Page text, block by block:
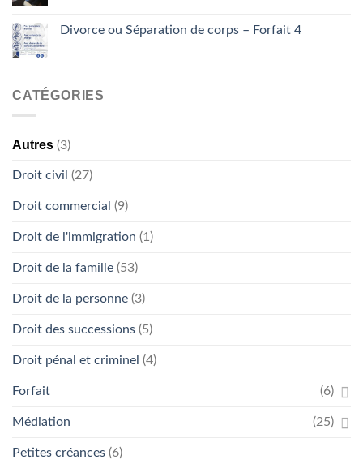
Divorce ou Séparation de corps – Forfait 4
CATÉGORIES
Autres (3)
Droit civil (27)
Droit commercial (9)
Droit de l'immigration (1)
Droit de la famille (53)
Droit de la personne (3)
Droit des successions (5)
Droit pénal et criminel (4)
Forfait (6)
Médiation (25)
Petites créances (6)